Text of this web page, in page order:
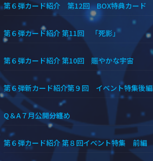
第６弾カード紹介 第12回 BOX特典カード
第６弾カード紹介 第11回 「死影」
第６弾カード紹介 第10回 賑やかな宇宙
第６弾新カード紹介第９回 イベント特集後編
Q＆A７月公開分纏め
第６弾カード紹介 第８回イベント特集 前編